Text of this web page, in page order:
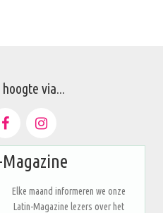
via...
Elke maand informeren we onze
Latin-Magazine lezers over het